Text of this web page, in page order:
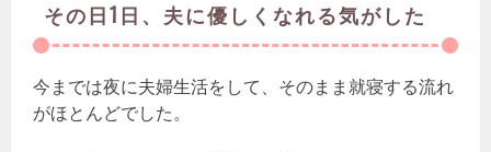
その日1日、夫に優しくなれる気がした
今までは夜に夫婦生活をして、そのまま就寝する流れ
がほとんどでした。